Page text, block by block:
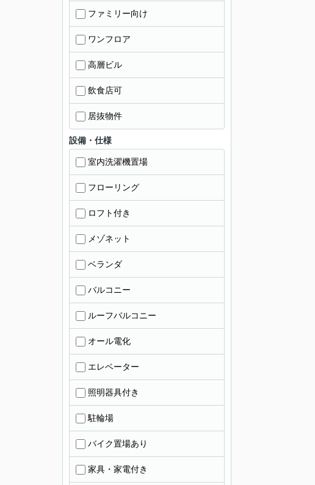
ファミリー向け
ワンフロア
高層ビル
飲食店可
居抜物件
設備・仕様
室内洗濯機置場
フローリング
ロフト付き
メゾネット
ベランダ
バルコニー
ルーフバルコニー
オール電化
エレベーター
照明器具付き
駐輪場
バイク置場あり
家具・家電付き